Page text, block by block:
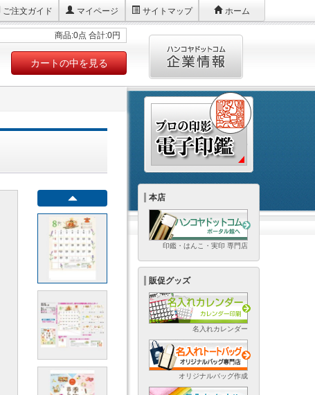
ご注文ガイド マイページ サイトマップ ホーム
商品:0点 合計:0円
カートの中を見る
本店
印鑑・はんこ・実印 専門店
販促グッズ
名入れカレンダー
オリジナルバッグ作成